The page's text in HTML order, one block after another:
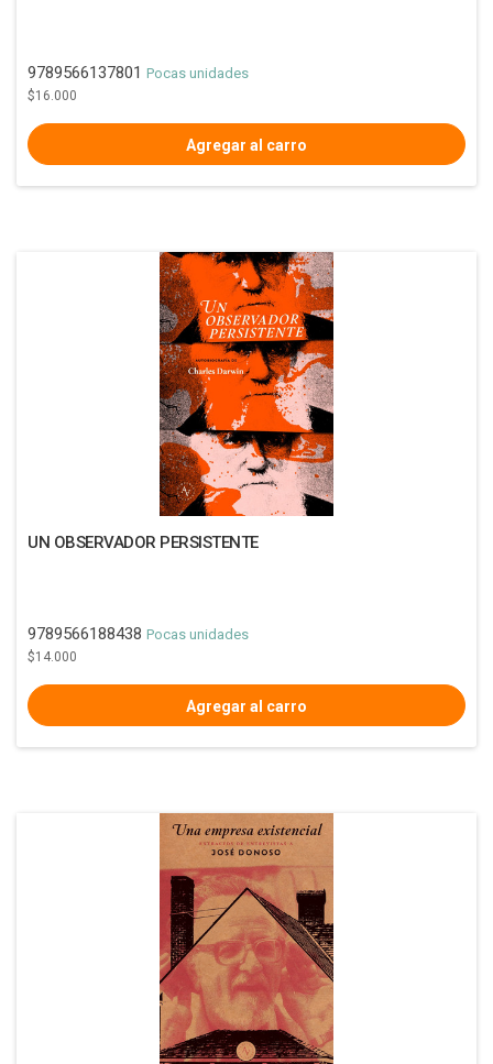
9789566137801 Pocas unidades
$16.000
UN OBSERVADOR PERSISTENTE
9789566188438 Pocas unidades
$14.000